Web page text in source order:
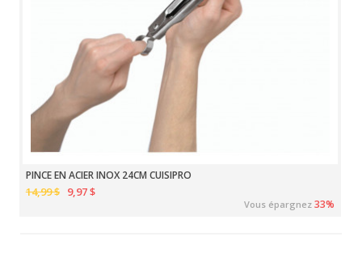
PINCE EN ACIER INOX 24CM CUISIPRO
14,99 $ 9,97 $
Vous épargnez33%